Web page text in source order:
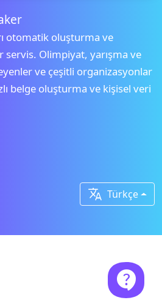
otomatik oluşturma ve
Olimpiyat, yarışma ve
ve çeşitli organizasyonlar
belge oluşturma ve kişisel veri
 Türkçe
